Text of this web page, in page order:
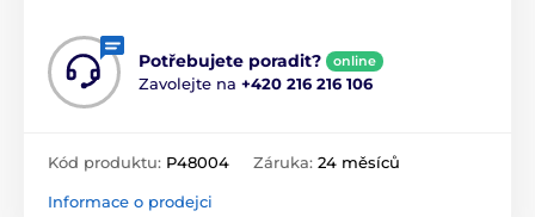
Potřebujete poradit? online
Zavolejte na +420 216 216 106
Kód produktu: P48004 Záruka: 24 měsíců
Informace o prodejci